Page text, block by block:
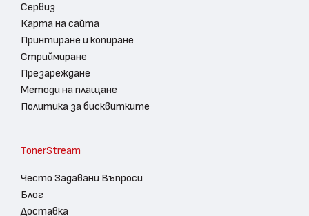
Сервиз
Карта на сайта
Принтиране и копиране
Стриймиране
Презареждане
Методи на плащане
Политика за бисквитките
TonerStream
Често Задавани Въпроси
Блог
Доставка